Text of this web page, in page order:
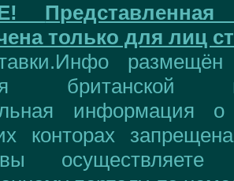
только для лиц
размещён
британской
информация
конторах